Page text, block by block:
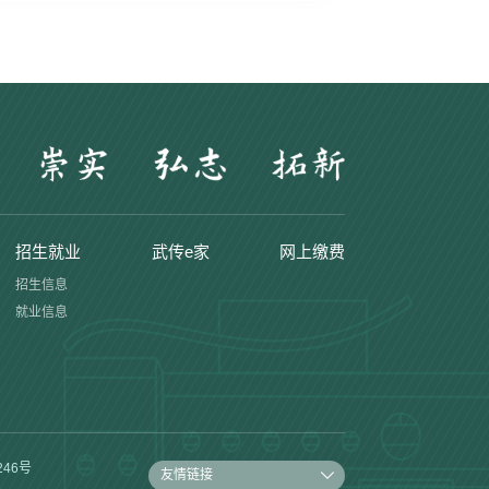
招生就业
招生信息
就业信息
武传e家 网上缴费
号 友情链接